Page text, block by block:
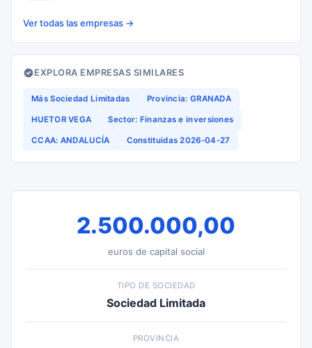
Ver todas las empresas →
EXPLORA EMPRESAS SIMILARES
Más Sociedad Limitadas Provincia: GRANADA
HUETOR VEGA Sector: Finanzas e inversiones
CCAA: ANDALUCÍA Constituidas 2026-04-27
2.500.000,00
euros de capital social
TIPO DE SOCIEDAD
Sociedad Limitada
PROVINCIA